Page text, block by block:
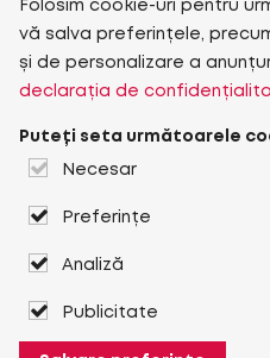
Folosim cookie-uri pentru
vă salva preferințele,
și de personalizare a
declarația de
Puteți seta următoarele
Necesar
Preferințe
Analiză
Publicitate